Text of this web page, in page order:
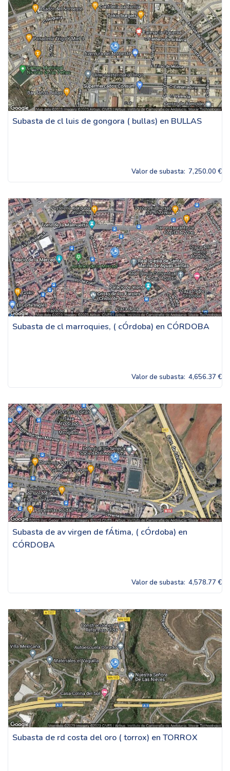
Subasta de cl luis de gongora ( bullas) en BULLAS
Valor de subasta: 7,250.00 €
Subasta de cl marroquies, ( cÓrdoba) en CÓRDOBA
Valor de subasta: 4,656.37 €
Subasta de av virgen de fÁtima, ( cÓrdoba) en
CÓRDOBA
Valor de subasta: 4,578.77 €
Subasta de rd costa del oro ( torrox) en TORROX